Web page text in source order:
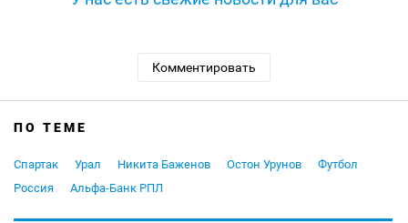
Комментировать
ПО ТЕМЕ
Спартак Урал Никита Баженов Остон Урунов
Футбол
Россия
Альфа-Банк РПЛ